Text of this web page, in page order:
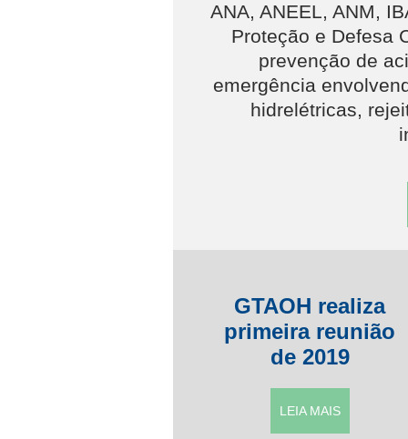
ANA, ANEEL, ANM,
Proteção e Defesa
prevenção de
emergência
hidrelétricas,
GTAOH realiza
primeira reunião
de 2019
LEIA MAIS